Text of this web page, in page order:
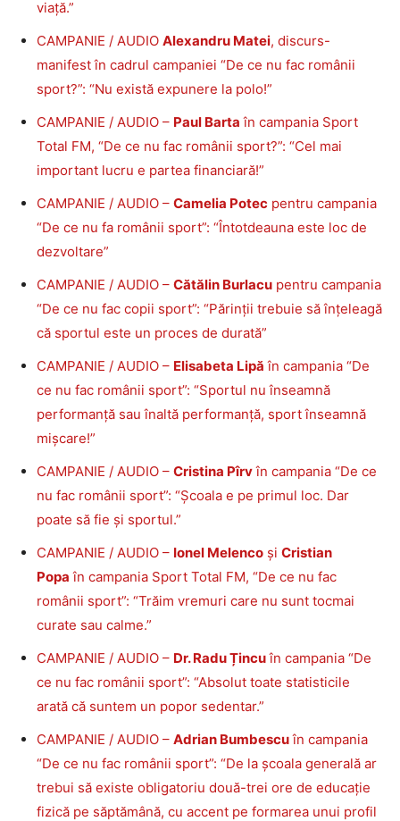
viață.”
CAMPANIE / AUDIO Alexandru Matei, discurs-
manifest în cadrul campaniei “De ce nu fac românii
sport?”: “Nu există expunere la polo!”
CAMPANIE / AUDIO – Paul Barta în campania Sport
Total FM, “De ce nu fac românii sport?”: “Cel mai
important lucru e partea financiară!”
CAMPANIE / AUDIO – Camelia Potec pentru campania
“De ce nu fa românii sport”: “Întotdeauna este loc de
dezvoltare”
CAMPANIE / AUDIO – Cătălin Burlacu pentru campania
“De ce nu fac copii sport”: “Părinții trebuie să înțeleagă
că sportul este un proces de durată”
CAMPANIE / AUDIO – Elisabeta Lipă în campania “De
ce nu fac românii sport”: “Sportul nu înseamnă
performanță sau înaltă performanță, sport înseamnă
mișcare!”
CAMPANIE / AUDIO – Cristina Pîrvîn campania “De ce
nu fac românii sport”: “Școala e pe primul loc. Dar
poate să fie și sportul.”
CAMPANIE / AUDIO – Ionel Melenco și Cristian
Popa în campania Sport Total FM, “De ce nu fac
românii sport”: “Trăim vremuri care nu sunt tocmai
curate sau calme.”
CAMPANIE / AUDIO – Dr. Radu Țincuîn campania “De
ce nu fac românii sport”: “Absolut toate statisticile
arată că suntem un popor sedentar.”
CAMPANIE / AUDIO – Adrian Bumbescuîn campania
“De ce nu fac românii sport”: “De la școala generală ar
trebui să existe obligatoriu două-trei ore de educație
fizică pe săptămână, cu accent pe formarea unui profil